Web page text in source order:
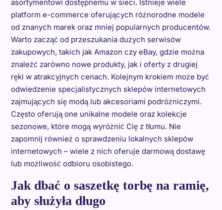
asortymentowi dostępnemu w sieci. Istnieje wiele
platform e-commerce oferujących różnorodne modele
od znanych marek oraz mniej popularnych producentów.
Warto zacząć od przeszukania dużych serwisów
zakupowych, takich jak Amazon czy eBay, gdzie można
znaleźć zarówno nowe produkty, jak i oferty z drugiej
ręki w atrakcyjnych cenach. Kolejnym krokiem może być
odwiedzenie specjalistycznych sklepów internetowych
zajmujących się modą lub akcesoriami podróżniczymi.
Często oferują one unikalne modele oraz kolekcje
sezonowe, które mogą wyróżnić Cię z tłumu. Nie
zapomnij również o sprawdzeniu lokalnych sklepów
internetowych – wiele z nich oferuje darmową dostawę
lub możliwość odbioru osobistego.
Jak dbać o saszetkę torbę na ramię,
aby służyła długo